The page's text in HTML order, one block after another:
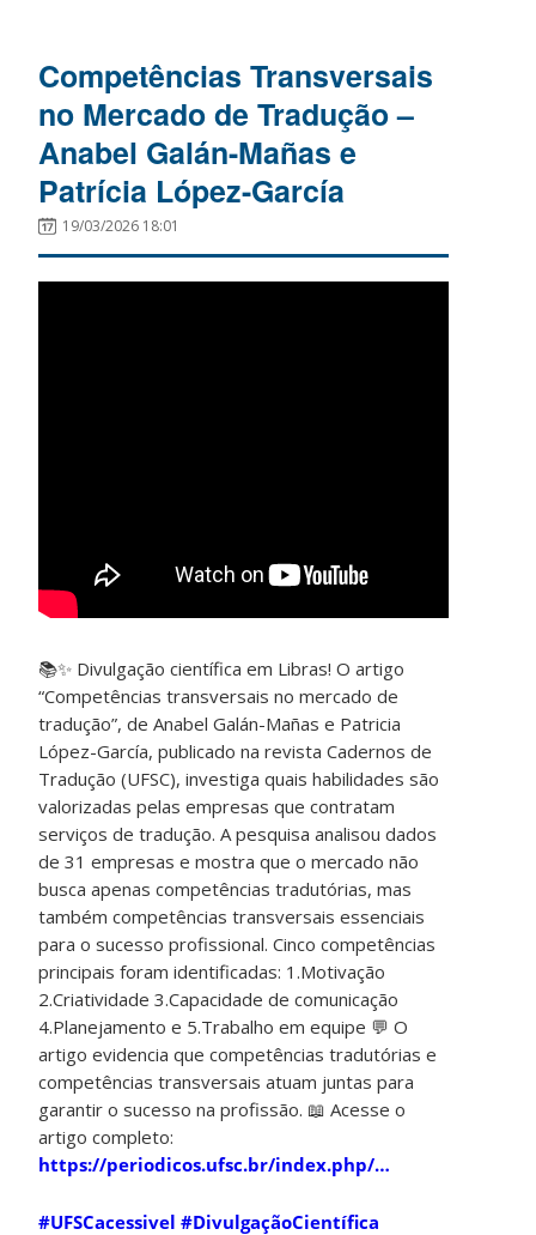
Competências Transversais
no Mercado de Tradução –
Anabel Galán-Mañas e
Patrícia López-García
19/03/2026 18:01
📚✨ Divulgação científica em Libras! O artigo
“Competências transversais no mercado de
tradução”, de Anabel Galán-Mañas e Patricia
López-García, publicado na revista Cadernos de
Tradução (UFSC), investiga quais habilidades são
valorizadas pelas empresas que contratam
serviços de tradução. A pesquisa analisou dados
de 31 empresas e mostra que o mercado não
busca apenas competências tradutórias, mas
também competências transversais essenciais
para o sucesso profissional. Cinco competências
principais foram identificadas: 1.Motivação
2.Criatividade 3.Capacidade de comunicação
4.Planejamento e 5.Trabalho em equipe 💬 O
artigo evidencia que competências tradutórias e
competências transversais atuam juntas para
garantir o sucesso na profissão. 📖 Acesse o
artigo completo:
https://periodicos.ufsc.br/index.php/…
#UFSCacessivel #DivulgaçãoCientífica